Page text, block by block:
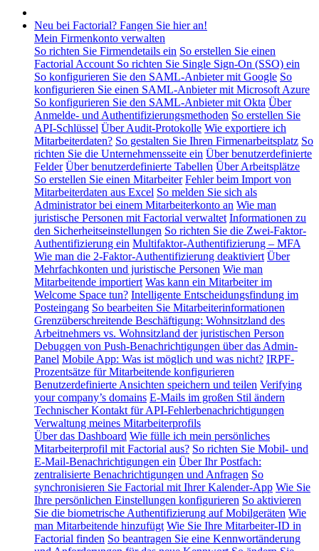
Neu bei Factorial? Fangen Sie hier an!
Mein Firmenkonto verwalten
So richten Sie Firmendetails ein So erstellen Sie einen
Factorial Account So richten Sie Single Sign-On (SSO) ein
So konfigurieren Sie den SAML-Anbieter mit Google So
konfigurieren Sie einen SAML-Anbieter mit Microsoft Azure
So konfigurieren Sie den SAML-Anbieter mit Okta Über
Anmelde- und Authentifizierungsmethoden So erstellen Sie
API-Schlüssel Über Audit-Protokolle Wie exportiere ich
Mitarbeiterdaten? So gestalten Sie Ihren Firmenarbeitsplatz So
richten Sie die Unternehmensseite ein Über benutzerdefinierte
Felder Über benutzerdefinierte Tabellen Über Arbeitsplätze
So erstellen Sie einen Mitarbeiter Fehler beim Import von
Mitarbeiterdaten aus Excel So melden Sie sich als
Administrator bei einem Mitarbeiterkonto an Wie man
juristische Personen mit Factorial verwaltet Informationen zu
den Sicherheitseinstellungen So richten Sie die Zwei-Faktor-
Authentifizierung ein Multifaktor-Authentifizierung – MFA
Wie man die 2-Faktor-Authentifizierung deaktiviert Über
Mehrfachkonten und juristische Personen Wie man
Mitarbeitende importiert Was kann ein Mitarbeiter im
Welcome Space tun? Intelligente Entscheidungsfindung im
Posteingang So bearbeiten Sie Mitarbeiterinformationen
Grenzüberschreitende Beschäftigung: Wohnsitzland des
Arbeitnehmers vs. Wohnsitzland der juristischen Person
Debuggen von Push-Benachrichtigungen über das Admin-
Panel Mobile App: Was ist möglich und was nicht? IRPF-
Prozentsätze für Mitarbeitende konfigurieren
Benutzerdefinierte Ansichten speichern und teilen Verifying
your company’s domains E-Mails im großen Stil ändern
Technischer Kontakt für API-Fehlerbenachrichtigungen
Verwaltung meines Mitarbeiterprofils
Über das Dashboard Wie fülle ich mein persönliches
Mitarbeiterprofil mit Factorial aus? So richten Sie Mobil- und
E-Mail-Benachrichtigungen ein Über Ihr Postfach:
zentralisierte Benachrichtigungen und Anfragen So
synchronisieren Sie Factorial mit Ihrer Kalender-App Wie Sie
Ihre persönlichen Einstellungen konfigurieren So aktivieren
Sie die biometrische Authentifizierung auf Mobilgeräten Wie
man Mitarbeitende hinzufügt Wie Sie Ihre Mitarbeiter-ID in
Factorial finden So beantragen Sie eine Kennwortänderung